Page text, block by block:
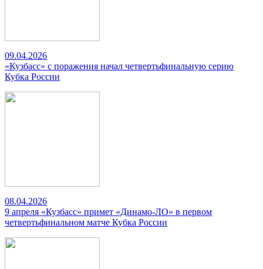
09.04.2026
«Кузбасс» с поражения начал четвертьфинальную серию
Кубка России
08.04.2026
9 апреля «Кузбасс» примет «Динамо-ЛО» в первом
четвертьфинальном матче Кубка России